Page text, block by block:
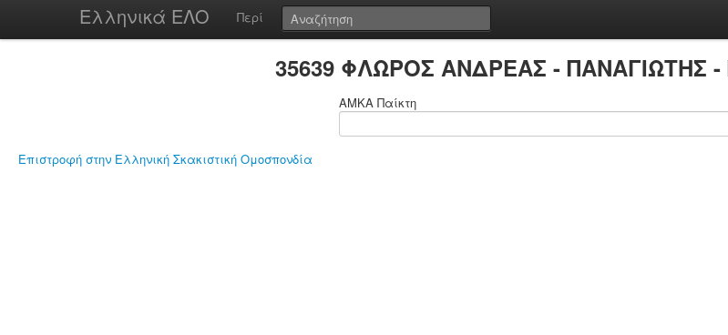
Ελληνικά ΕΛΟ Περί
35639 ΦΛΩΡΟΣ ΑΝΔΡΕΑΣ - ΠΑΝΑΓΙΩΤΗΣ -
ΑΜΚΑ Παίκτη
Επιστροφή στην Ελληνική Σκακιστική Ομοσπονδία